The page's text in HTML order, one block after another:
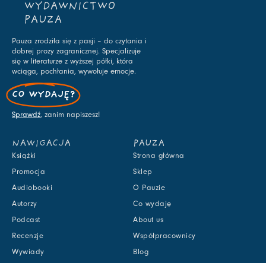
WYDAWNICTWO
PAUZA
Pauza zrodziła się z pasji – do czytania i
dobrej prozy zagranicznej. Specjalizuje
się w literaturze z wyższej półki, która
wciąga, pochłania, wywołuje emocje.
CO WYDAJĘ?
Sprawdź, zanim napiszesz!
NAWIGACJA
Książki
Promocja
Audiobooki
Autorzy
Podcast
Recenzje
Wywiady
PAUZA
Strona główna
Sklep
O Pauzie
Co wydaję
About us
Współpracownicy
Blog